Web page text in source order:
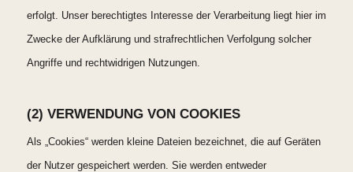
erfolgt. Unser berechtigtes Interesse der Verarbeitung liegt hier im
Zwecke der Aufklärung und strafrechtlichen Verfolgung solcher
Angriffe und rechtwidrigen Nutzungen.
(2) VERWENDUNG VON COOKIES
Als „Cookies“ werden kleine Dateien bezeichnet, die auf Geräten
der Nutzer gespeichert werden. Sie werden entweder